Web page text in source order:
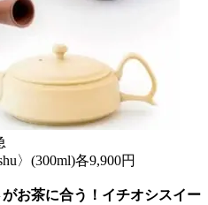
〉(300ml)各9,900円
お茶に合う！イチオシスイー